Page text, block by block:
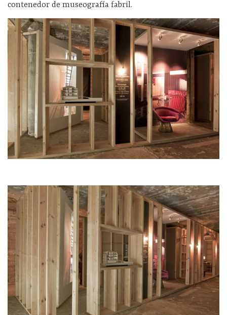
contenedor de museografía fabril.